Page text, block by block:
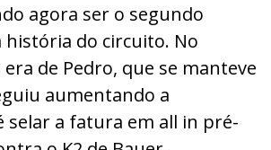
agora ser o segundo
história do circuito. No
de Pedro, que se manteve
aumentando a
selar a fatura em all in pré-